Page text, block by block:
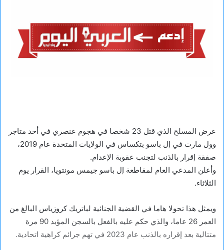
عرض المسلح الذي قتل 23 شخصا في هجوم عنصري في أحد متاجر
وول مارت في إل باسو بتكساس في الولايات المتحدة عام 2019،
صفقة إقرار بالذنب لتجنب عقوبة الإعدام.
وأعلن المدعي العام لمقاطعة إل باسو جيمس مونتويا، القرار يوم
الثلاثاء.
ويمثل هذا تحولا هاما في القضية الجنائية لباتريك كروزياس البالغ من
العمر 26 عاما، والذي حكم عليه بالفعل بالسجن المؤبد 90 مرة
متتالية بعد إقراره بالذنب عام 2023 في تهم جرائم كراهية اتحادية.